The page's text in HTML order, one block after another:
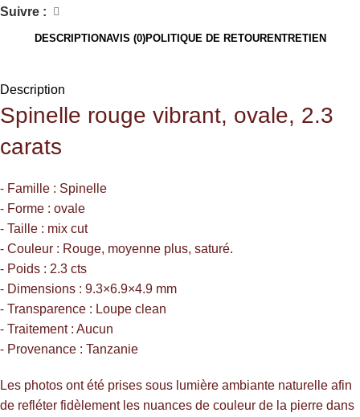
Suivre :
DESCRIPTIONAVIS (0)POLITIQUE DE RETOURENTRETIEN
Description
Spinelle rouge vibrant, ovale, 2.3
carats
⁃ Famille : Spinelle
⁃ Forme : ovale
⁃ Taille : mix cut
⁃ Couleur : Rouge, moyenne plus, saturé.
⁃ Poids : 2.3 cts
⁃ Dimensions : 9.3×6.9×4.9 mm
⁃ Transparence : Loupe clean
⁃ Traitement : Aucun
⁃ Provenance : Tanzanie
Les photos ont été prises sous lumière ambiante naturelle afin
de refléter fidèlement les nuances de couleur de la pierre dans